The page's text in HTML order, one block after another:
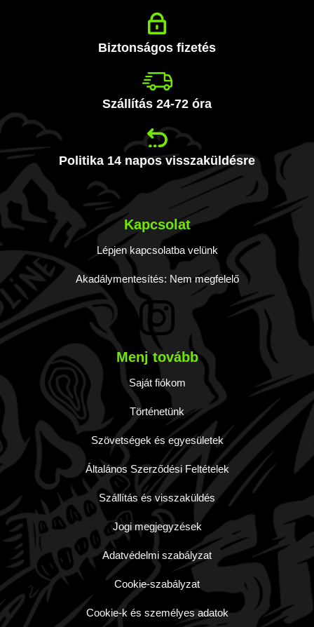
Biztonságos fizetés
Szállítás 24-72 óra
Politika 14 napos visszaküldésre
Kapcsolat
Lépjen kapcsolatba velünk
Akadálymentesítés: Nem megfelelő
Menj tovább
Saját fiókom
Történetünk
Szövetségek és egyesületek
Általános Szerződési Feltételek
Szállítás és visszaküldés
Jogi megjegyzések
Adatvédelmi szabályzat
Cookie-szabályzat
Cookie-k és személyes adatok